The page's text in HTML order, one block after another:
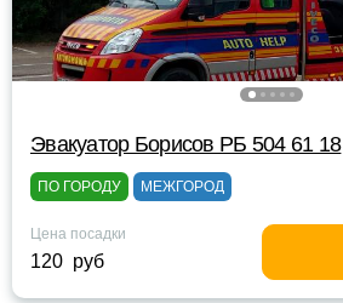
Эвакуатор Борисов РБ 504 61 18
ПО ГОРОДУ МЕЖГОРОД
Цена посадки
120 руб